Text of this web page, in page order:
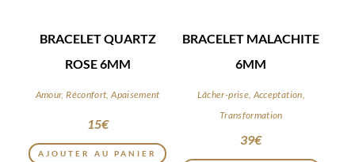
BRACELET QUARTZ
ROSE 6MM
Amour, Réconfort, Apaisement
15€
AJOUTER AU PANIER
BRACELET MALACHITE
6MM
Lâcher-prise, Acceptation,
Transformation
39€